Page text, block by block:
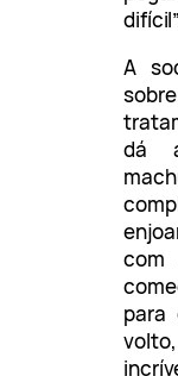
A
dá
com
para